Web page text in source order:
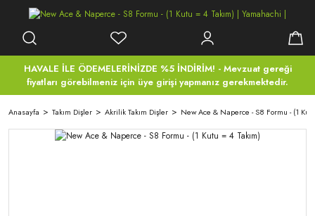
HAVALE İLE ÖDEMELERİNİZDE %5 İNDİRİM! - Mevzuat gereği
fiyatları görebilmeniz için üye girişi yapmanız gerekmektedir.
Anasayfa Takım Dişler Akrilik Takım Dişler New Ace & Naperce - S8 Formu - (1